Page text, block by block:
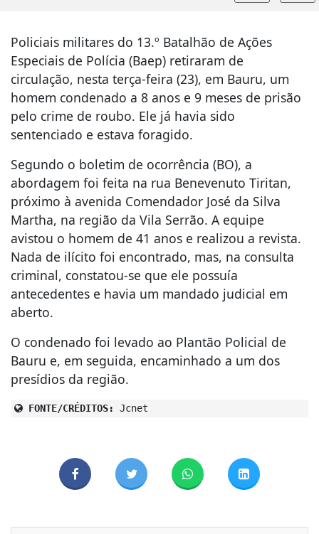
Policiais militares do 13.º Batalhão de Ações
Especiais de Polícia (Baep) retiraram de
circulação, nesta terça-feira (23), em Bauru, um
homem condenado a 8 anos e 9 meses de prisão
pelo crime de roubo. Ele já havia sido
sentenciado e estava foragido.
Segundo o boletim de ocorrência (BO), a
abordagem foi feita na rua Benevenuto Tiritan,
próximo à avenida Comendador José da Silva
Martha, na região da Vila Serrão. A equipe
avistou o homem de 41 anos e realizou a revista.
Nada de ilícito foi encontrado, mas, na consulta
criminal, constatou-se que ele possuía
antecedentes e havia um mandado judicial em
aberto.
O condenado foi levado ao Plantão Policial de
Bauru e, em seguida, encaminhado a um dos
presídios da região.
FONTE/CRÉDITOS: Jcnet